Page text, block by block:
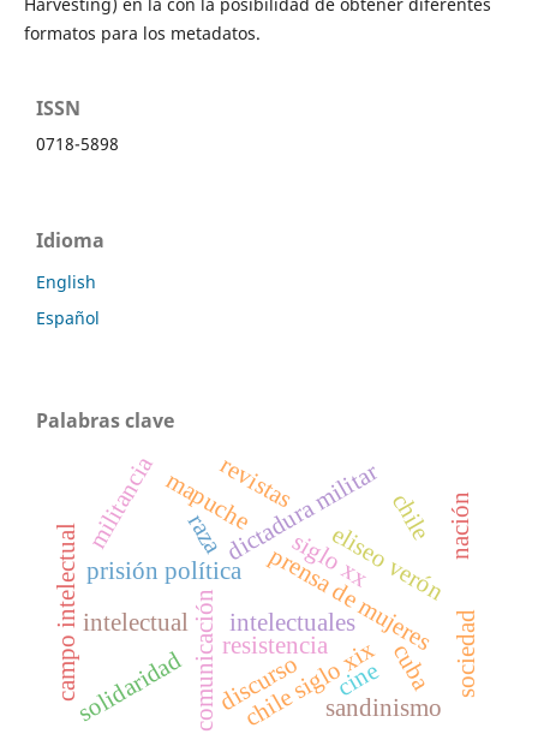
formatos para los metadatos.
ISSN
0718-5898
Idioma
English
Español
Palabras clave
intelectuales
comunicación
eliseo verón
intelectual
prisión política
dictadura militar
resistencia
campo intelectual prensa de mujeres
chile siglo xix
siglo xx
chile
raza
mapucherevistas
nación
solidaridad cuba
militancia
sandinismo
discurso cine sociedad